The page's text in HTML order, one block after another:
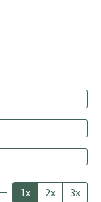
1x 2x 3x